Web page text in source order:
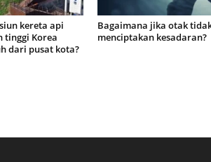
kereta api
tinggi Korea
dari pusat kota?
Bagaimana jika otak
menciptakan kesadaran?